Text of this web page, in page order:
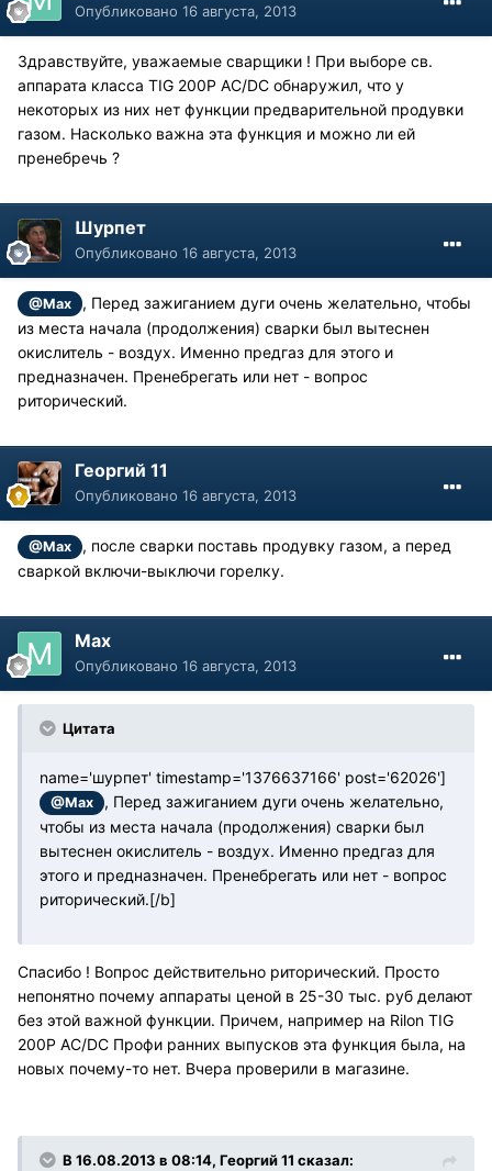
Опубликовано 16 августа, 2013
Здравствуйте, уважаемые сварщики ! При выборе св.
аппарата класса TIG 200P AC/DC обнаружил, что у
некоторых из них нет функции предварительной продувки
газом. Насколько важна эта функция и можно ли ей
пренебречь ?
Шурпет
Опубликовано 16 августа, 2013
@Max
, Перед зажиганием дуги очень желательно, чтобы
из места начала (продолжения) сварки был вытеснен
окислитель - воздух. Именно предгаз для этого и
предназначен. Пренебрегать или нет - вопрос
риторический.
Георгий 11
Опубликовано 16 августа, 2013
@Max
, после сварки поставь продувку газом, а перед
сваркой включи-выключи горелку.
Max
Опубликовано 16 августа, 2013
Цитата
name='шурпет' timestamp='1376637166' post='62026']
@Max
, Перед зажиганием дуги очень желательно,
чтобы из места начала (продолжения) сварки был
вытеснен окислитель - воздух. Именно предгаз для
этого и предназначен. Пренебрегать или нет - вопрос
риторический.[/b]
Спасибо ! Вопрос действительно риторический. Просто
непонятно почему аппараты ценой в 25-30 тыс. руб делают
без этой важной функции. Причем, например на Rilon TIG
200P AC/DC Профи ранних выпусков эта функция была, на
новых почему-то нет. Вчера проверили в магазине.
В 16.08.2013 в 08:14, Георгий 11 сказал: